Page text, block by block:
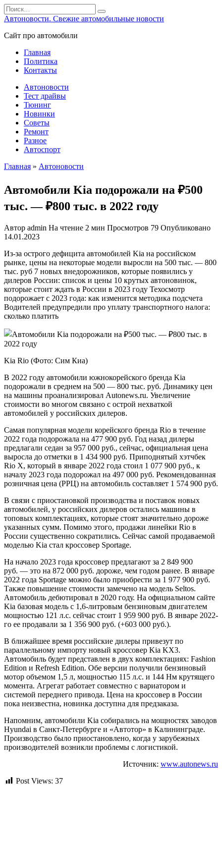
Перейти
к
Search
for:
Автоновости. Свежие автомобильные новости
Сайт про автомобили
Главная
Политика
Контакты
Автоновости
Тест драйвы
Тюнинг
Новинки
Советы
Ремонт
Разное
Автоспорт
Главная » Автоновости
Автомобили Kia подорожали на ₽500
тыс. — ₽800 тыс. в 2022 году
Автор admin На чтение 2 мин Просмотров 79 Опубликовано
14.01.2023
Из-за острого дефицита автомобилей Kia на российском
рынке, цены на некоторые модели выросли на 500 тыс. — 800
тыс. руб 7 новых внедорожников, которые появились у
дилеров России: список и цены 10 крутых автоновинок,
которые стоит ждать в России в 2023 году Техосмотр
подорожает с 2023 года: как изменится методика подсчета
Водителей предупредили про уплату транспортного налога:
сколько платить
Kia Rio (Фото: Сим Киа)
В 2022 году автомобили южнокорейского бренда Kia
подорожали в среднем на 500 — 800 тыс. руб. Динамику цен
на машины проанализировал Autonews.ru. Увеличение
стоимости во многом связано с острой нехваткой
автомобилей у российских дилеров.
Самая популярная модели корейского бренда Rio в течение
2022 года подорожала на 477 900 руб. Год назад дилеры
предлагали седан за 957 000 руб., сейчас, официальная цена
выросла до отметки в 1 434 900 руб. Приподнятый хэтчбек
Rio X, который в январе 2022 года стоил 1 077 900 руб., к
началу 2023 года подорожал на 497 000 руб. Рекомендованная
розничная цена (РРЦ) на автомобиль составляет 1 574 900 руб.
В связи с приостановкой производства и поставок новых
автомобилей, у российских дилеров остались машины в
топовых комплектациях, которые стоят значительно дороже
указанных сумм. Помимо этого, продажи линейки Rio в
России существенно сократились. Сейчас самой продаваемой
моделью Kia стал кроссовер Sportage.
На начало 2023 года кроссовер предлагают за 2 849 900
руб. — это на 872 000 руб. дороже, чем годом ранее. В январе
2022 года Sportage можно было приобрести за 1 977 900 руб.
Также повышение стоимости замечено на модель Seltos.
Автомобиль дебютировал в 2020 году. На официальном сайте
Kia базовая модель с 1,6-литровым бензиновым двигателем
мощностью 121 л.с. сейчас стоит 1 959 900 руб. В январе 2022-
го ее продавали за 1 356 900 руб. (+603 000 руб.).
В ближайшее время российские дилеры привезут по
параллельному импорту новый кроссовер Kia KX3.
Автомобиль будет представлен в двух комплектациях: Fashion
Edition и Refresh Edition. Обе версии получили бензиновый
мотор объемом 1,5 л, мощностью 115 л.с. и 144 Нм крутящего
момента. Агрегат работает совместно с вариатором и
системой переднего привода. Цена на кроссовер в России
пока неизвестна, новинка доступна для предзаказа.
Напомним, автомобили Kia собирались на мощностях заводов
Hyundai в Санкт-Петербурге и «Автотор» в Калининграде.
Производство было приостановлено, когда у зарубежных
производителей возникли проблемы с логистикой.
Источник: www.autonews.ru
Post Views: 37